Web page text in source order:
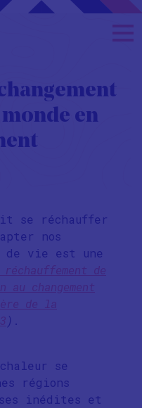
en
se réchauffer
nos
vie est une
de
changement
de la
) .
se
régions
inédites et